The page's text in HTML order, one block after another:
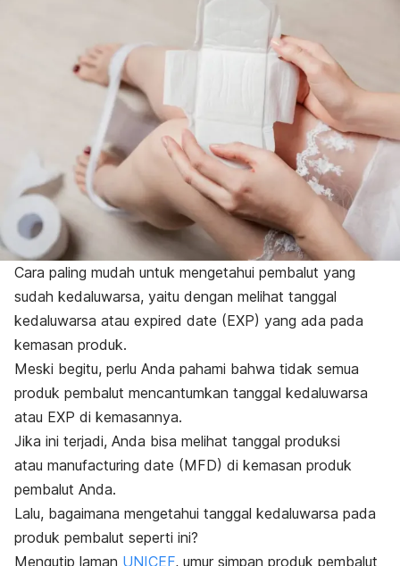
Cara paling mudah untuk mengetahui pembalut yang
sudah kedaluwarsa, yaitu dengan melihat tanggal
kedaluwarsa atau expired date (EXP) yang ada pada
kemasan produk.
Meski begitu, perlu Anda pahami bahwa tidak semua
produk pembalut mencantumkan tanggal kedaluwarsa
atau EXP di kemasannya.
Jika ini terjadi, Anda bisa melihat tanggal produksi
atau manufacturing date (MFD) di kemasan produk
pembalut Anda.
Lalu, bagaimana mengetahui tanggal kedaluwarsa pada
produk pembalut seperti ini?
Mengutip laman UNICEF, umur simpan produk pembalut